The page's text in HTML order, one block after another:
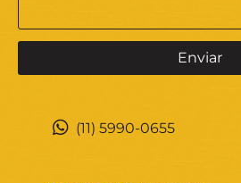
(11) 5990-0655